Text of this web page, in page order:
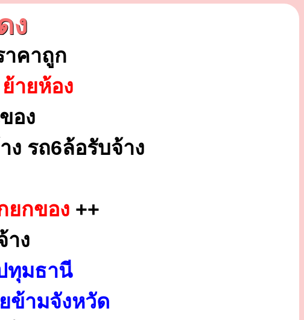
ง
าคาถูก
ย้ายห้อง
อง
ง รถ6ล้อรับจ้าง
ยกของ ++
าง
ทุมธานี
ข้ามจังหวัด